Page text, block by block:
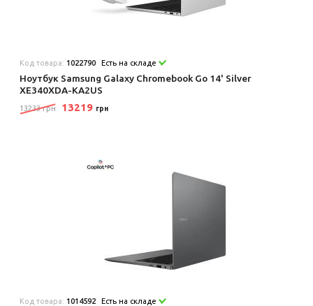
Код товара: 1022790 Есть на складе
Ноутбук Samsung Galaxy Chromebook Go 14' Silver
XE340XDA-KA2US
13233 грн 13219 грн
Код товара: 1014592 Есть на складе